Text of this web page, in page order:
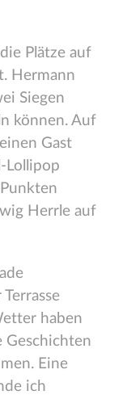
Plätze auf
Hermann
Siegen
können. Auf
Gast
Lollipop
Herrle auf
haben
Geschichten
Eine
ich